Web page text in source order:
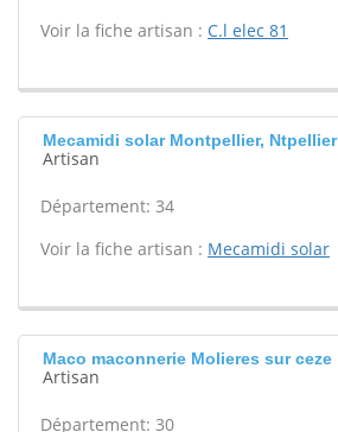
Voir la fiche artisan : C.l elec 81
Mecamidi solar Montpellier, Ntpellier
Artisan
Département: 34
Voir la fiche artisan : Mecamidi solar
Maco maconnerie Molieres sur ceze
Artisan
Département: 30